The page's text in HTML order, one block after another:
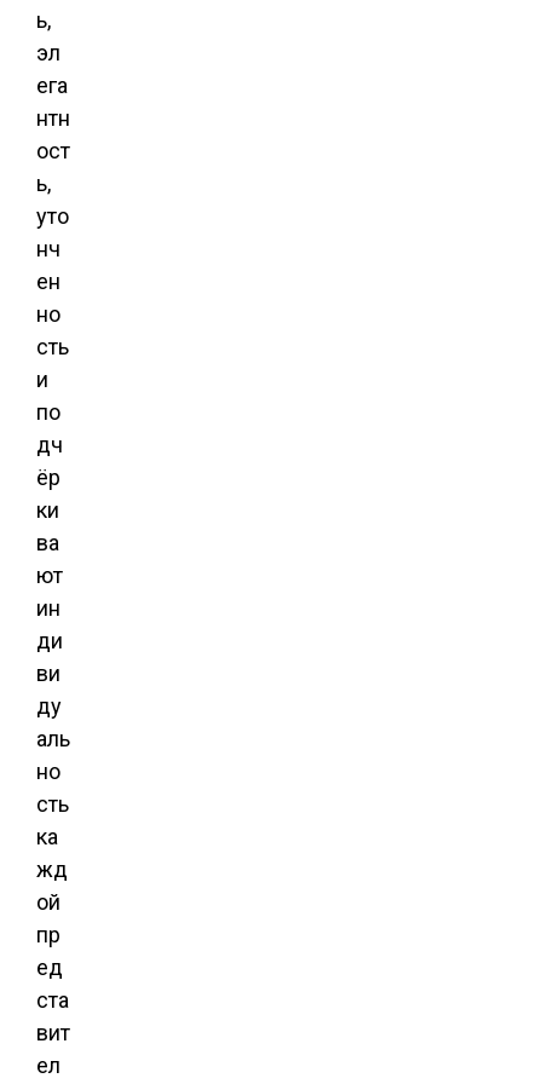
ь,
эл
ега
нтн
ост
ь,
уто
нч
ен
но
сть
и
по
дч
ёр
ки
ва
ют
ин
ди
ви
ду
аль
но
сть
ка
жд
ой
пр
ед
ста
вит
ел